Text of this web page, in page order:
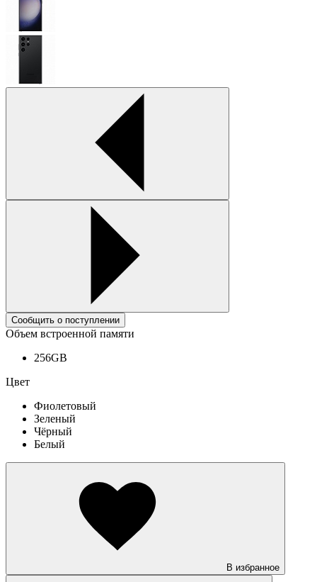
Сообщить о поступлении
Объем встроенной памяти
256GB
Цвет
Фиолетовый
Зеленый
Чёрный
Белый
В избранное